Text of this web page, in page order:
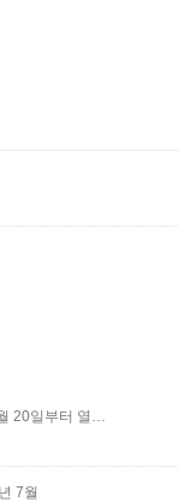
20일부터 열…
7월